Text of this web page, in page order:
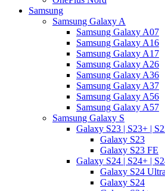
Samsung
Samsung Galaxy A
Samsung Galaxy A07
Samsung Galaxy A16
Samsung Galaxy A17
Samsung Galaxy A26
Samsung Galaxy A36
Samsung Galaxy A37
Samsung Galaxy A56
Samsung Galaxy A57
Samsung Galaxy S
Galaxy S23 | S23+ |
Galaxy S23
Galaxy S23 FE
Galaxy S24 | S24+ |
Galaxy S24 Ultra
Galaxy S24